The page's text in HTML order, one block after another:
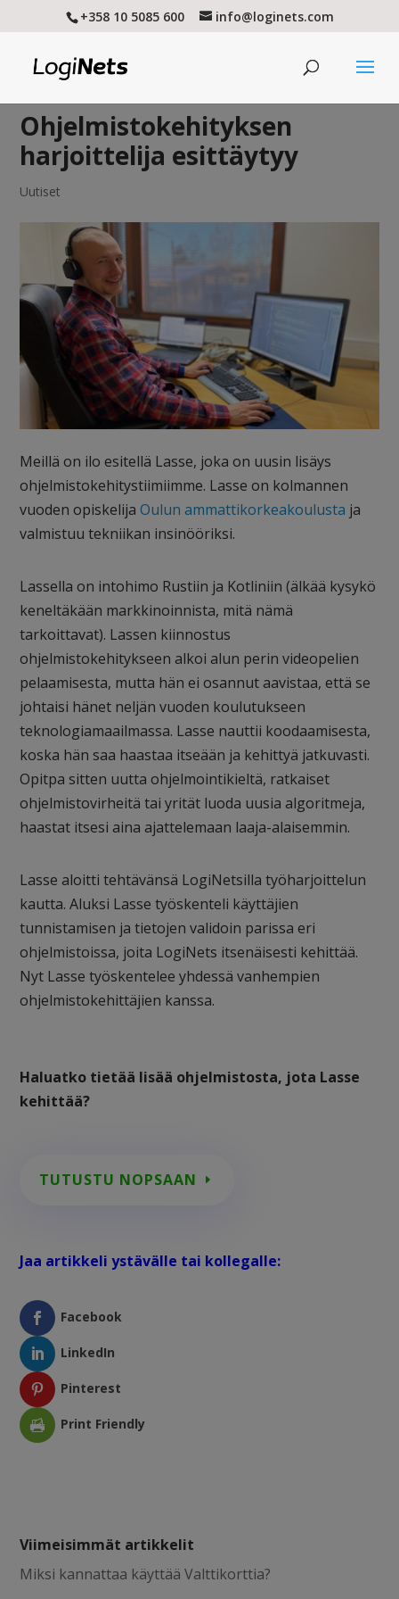
+358 10 5085 600 info@loginets.com
Ohjelmistokehityksen
harjoittelija esittäytyy
Uutiset
Meillä on ilo esitellä Lasse, joka on uusin lisäys
ohjelmistokehitystiimiimme. Lasse on kolmannen
vuoden opiskelijaOulun ammattikorkeakoulusta ja
valmistuu tekniikan insinööriksi.
Lassella on intohimo Rustiin ja Kotliniin (älkää kysykö
keneltäkään markkinoinnista, mitä nämä
tarkoittavat). Lassen kiinnostus
ohjelmistokehitykseen alkoi alun perin videopelien
pelaamisesta, mutta hän ei osannut aavistaa, että se
johtaisi hänet neljän vuoden koulutukseen
teknologiamaailmassa. Lasse nauttii koodaamisesta,
koska hän saa haastaa itseään ja kehittyä jatkuvasti.
Opitpa sitten uutta ohjelmointikieltä, ratkaiset
ohjelmistovirheitä tai yrität luoda uusia algoritmeja,
haastat itsesi aina ajattelemaan laaja-alaisemmin.
Lasse aloitti tehtävänsä LogiNetsilla työharjoittelun
kautta. Aluksi Lasse työskenteli käyttäjien
tunnistamisen ja tietojen validoin parissa eri
ohjelmistoissa, joita LogiNets itsenäisesti kehittää.
Nyt Lasse työskentelee yhdessä vanhempien
ohjelmistokehittäjien kanssa.
Haluatko tietää lisää ohjelmistosta, jota Lasse
kehittää?
TUTUSTU NOPSAAN
Jaa artikkeli ystävälle tai kollegalle:
Facebook
LinkedIn
Pinterest
Print Friendly
Viimeisimmät artikkelit
Miksi kannattaa käyttää Valttikorttia?